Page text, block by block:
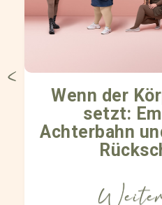
Wenn der
setzt:
Achterbahn